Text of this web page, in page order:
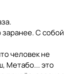
С собой
человек не
Метабо... это